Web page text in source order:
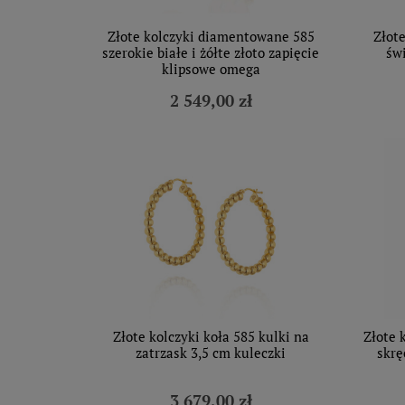
Złote kolczyki diamentowane 585
szerokie białe i żółte złoto zapięcie
klipsowe omega
2 549,00 zł
Złote kolczyki koła 585 kulki na
zatrzask 3,5 cm kuleczki
3 679,00 zł
Złote